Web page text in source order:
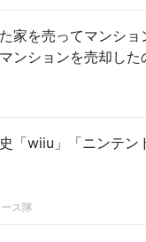
家を売ってマンシ
ンションを売却し
「wiiu」「ニンテン
ス隊